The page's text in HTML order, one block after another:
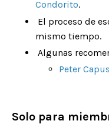
Condorito.
El proceso de
mismo tiempo.
Algunas
Peter
Solo para